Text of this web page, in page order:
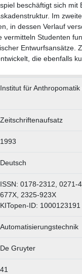
beschäftigt sich
Im
in dessen Verlauf
Studenten
Entwurfsansätze.
die ebenfalls
Institut für
Zeitschriftenaufsatz
1993
Deutsch
ISSN: 0178-2312, 0271-
677X, 2325-923X
KITopen-ID: 1000123191
Automatisierungstechnik
De Gruyter
41